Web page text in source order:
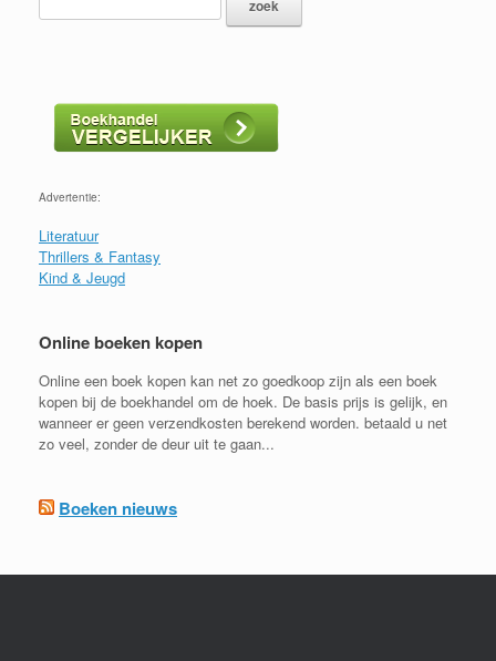
Advertentie:
Literatuur
Thrillers & Fantasy
Kind & Jeugd
Online boeken kopen
Online een boek kopen kan net zo goedkoop zijn als een boek
kopen bij de boekhandel om de hoek. De basis prijs is gelijk, en
wanneer er geen verzendkosten berekend worden. betaald u net
zo veel, zonder de deur uit te gaan...
Boeken nieuws